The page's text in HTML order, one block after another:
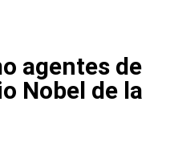
agentes de
Nobel de la